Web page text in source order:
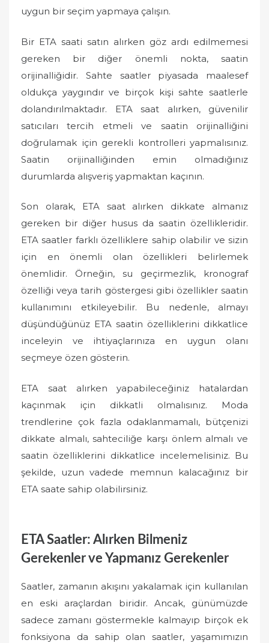
uygun bir seçim yapmaya çalışın.
Bir ETA saati satın alırken göz ardı edilmemesi
gereken bir diğer önemli nokta, saatin
orijinalliğidir. Sahte saatler piyasada maalesef
oldukça yaygındır ve birçok kişi sahte saatlerle
dolandırılmaktadır. ETA saat alırken, güvenilir
satıcıları tercih etmeli ve saatin orijinalliğini
doğrulamak için gerekli kontrolleri yapmalısınız.
Saatin orijinalliğinden emin olmadığınız
durumlarda alışveriş yapmaktan kaçının.
Son olarak, ETA saat alırken dikkate almanız
gereken bir diğer husus da saatin özellikleridir.
ETA saatler farklı özelliklere sahip olabilir ve sizin
için en önemli olan özellikleri belirlemek
önemlidir. Örneğin, su geçirmezlik, kronograf
özelliği veya tarih göstergesi gibi özellikler saatin
kullanımını etkileyebilir. Bu nedenle, almayı
düşündüğünüz ETA saatin özelliklerini dikkatlice
inceleyin ve ihtiyaçlarınıza en uygun olanı
seçmeye özen gösterin.
ETA saat alırken yapabileceğiniz hatalardan
kaçınmak için dikkatli olmalısınız. Moda
trendlerine çok fazla odaklanmamalı, bütçenizi
dikkate almalı, sahteciliğe karşı önlem almalı ve
saatin özelliklerini dikkatlice incelemelisiniz. Bu
şekilde, uzun vadede memnun kalacağınız bir
ETA saate sahip olabilirsiniz.
ETA Saatler: Alırken Bilmeniz
Gerekenler ve Yapmanız Gerekenler
Saatler, zamanın akışını yakalamak için kullanılan
en eski araçlardan biridir. Ancak, günümüzde
sadece zamanı göstermekle kalmayıp birçok ek
fonksiyona da sahip olan saatler, yaşamımızın